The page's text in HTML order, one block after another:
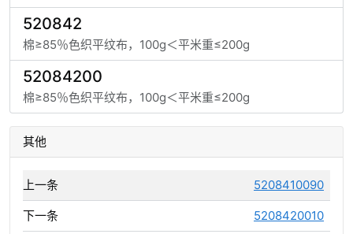
520842
棉≥85％色织平纹布，100g＜平米重≤200g
52084200
棉≥85％色织平纹布，100g＜平米重≤200g
其他
上一条 5208410090
下一条 5208420010